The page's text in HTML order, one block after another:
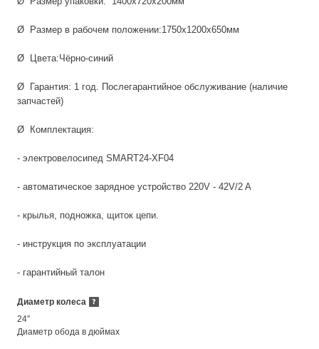
Ø Размер в рабочем положении:1750x1200x650мм
Ø Цвета:Чёрно-синий
Ø Гарантия: 1 год. Послегарантийное обслуживание (наличие
запчастей)
Ø Комплектация:
- электровелосипед SMART24-XF04
- автоматическое зарядное устройство 220V - 42V/2 A
- крылья, подножка, щиток цепи.
- инструкция по эксплуатации
- гарантийный талон
Диаметр колеса
24″
Диаметр обода в дюймах